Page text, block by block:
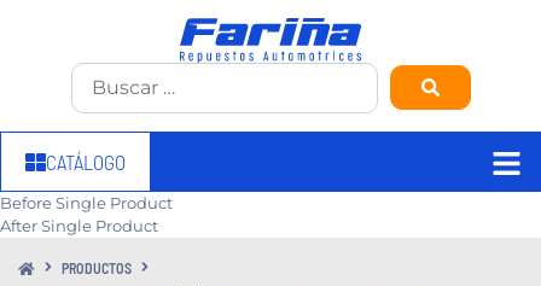
CATÁLOGO
Before Single Product
After Single Product
PRODUCTOS